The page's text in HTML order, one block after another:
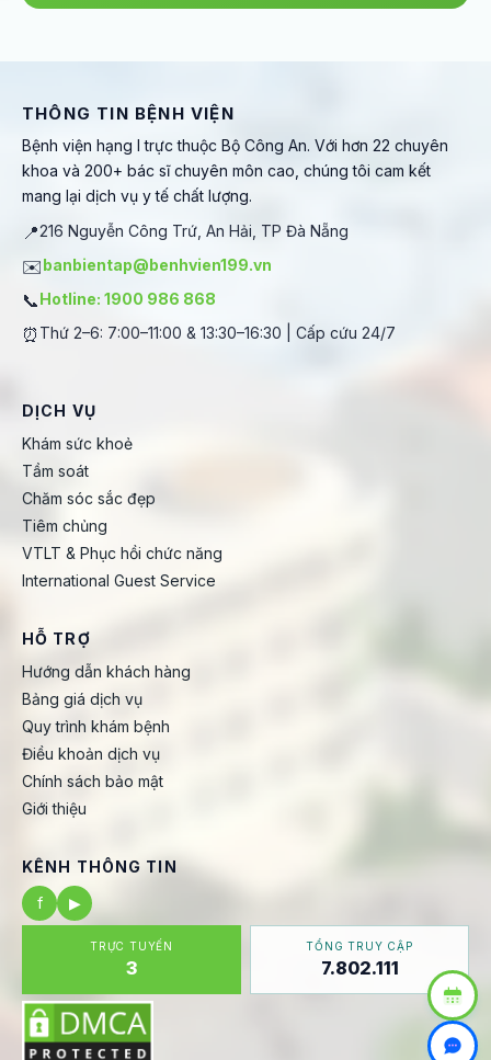
THÔNG TIN BỆNH VIỆN
Bệnh viện hạng I trực thuộc Bộ Công An. Với hơn 22 chuyên
khoa và 200+ bác sĩ chuyên môn cao, chúng tôi cam kết
mang lại dịch vụ y tế chất lượng.
📍216 Nguyễn Công Trứ, An Hải, TP Đà Nẵng
✉️banbientap@benhvien199.vn
📞Hotline: 1900 986 868
⏰ Thứ 2–6: 7:00–11:00 & 13:30–16:30 | Cấp cứu 24/7
DỊCH VỤ
Khám sức khoẻ
Tầm soát
Chăm sóc sắc đẹp
Tiêm chủng
VTLT & Phục hồi chức năng
International Guest Service
HỖ TRỢ
Hướng dẫn khách hàng
Bảng giá dịch vụ
Quy trình khám bệnh
Điều khoản dịch vụ
Chính sách bảo mật
Giới thiệu
KÊNH THÔNG TIN
f
▶
TRỰC TUYẾN
3
TỔNG TRUY CẬP
7.802.111